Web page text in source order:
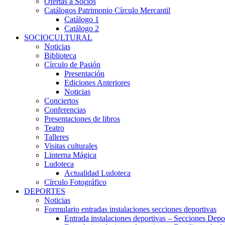
Catálogos Patrimonio Círculo Mercantil
Catálogo 1
Catálogo 2
SOCIOCULTURAL
Noticias
Biblioteca
Círculo de Pasión
Presentación
Ediciones Anteriores
Noticias
Conciertos
Conferencias
Presentaciones de libros
Teatro
Talleres
Visitas culturales
Linterna Mágica
Ludoteca
Actualidad Ludoteca
Círculo Fotográfico
DEPORTES
Noticias
Formulario entradas instalaciones secciones deportivas
Entrada instalaciones deportivas – Secciones